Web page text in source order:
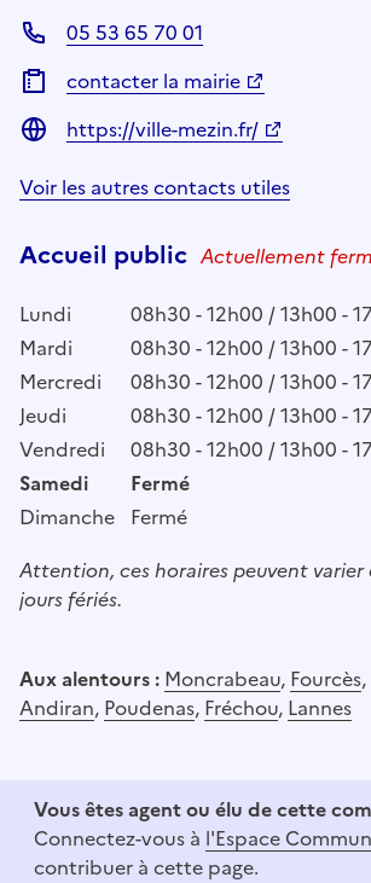
05 53 65 70 01
contacter la mairie
https://ville-mezin.fr/
Voir les autres contacts utiles
Accueil public Actuellement
Lundi
08h30 - 12h00 / 13h00 -
Mardi
08h30 - 12h00 / 13h00 -
Mercredi
08h30 - 12h00 / 13h00 -
Jeudi
08h30 - 12h00 / 13h00 -
Vendredi
08h30 - 12h00 / 13h00 -
Samedi
Fermé
Dimanche Fermé
Attention, ces horaires peuvent
jours fériés.
Aux alentours : Moncrabeau, Fourcès,
Andiran, Poudenas, Fréchou, Lannes
Vous êtes agent ou élu de cette
Connectez-vous à l'Espace
contribuer à cette page.